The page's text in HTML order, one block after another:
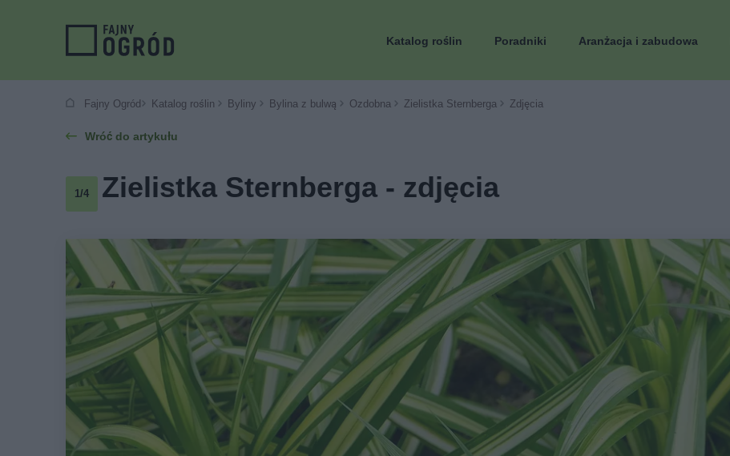
Katalog roślin Poradniki Aranżacja i zabudowa
Fajny Ogród Katalog roślin Byliny Bylina z bulwą Ozdobna Zielistka Sternberga Zdjęcia
Wróć do artykułu
1/4 Zielistka Sternberga - zdjęcia